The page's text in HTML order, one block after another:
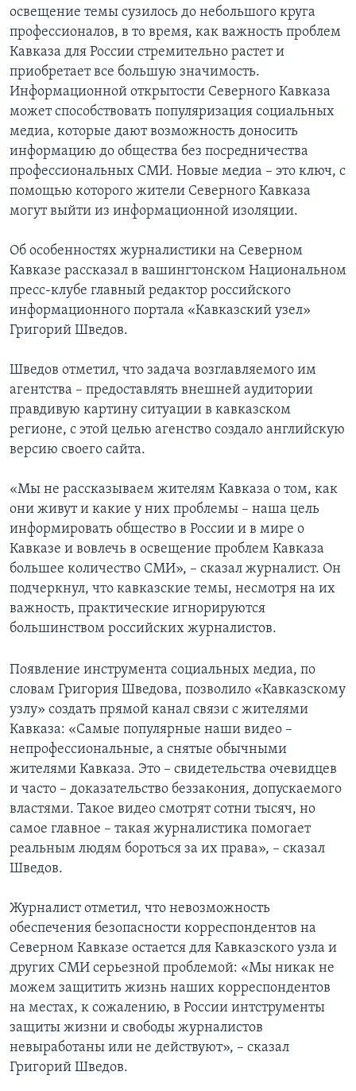
Learning English
СОЦИАЛЬНЫЕ СЕТИ
Языки
освещение темы сузилось до небольшого круга
профессионалов, в то время, как важность проблем
Кавказа для России стремительно растет и
приобретает все большую значимость.
Информационной открытости Северного Кавказа
может способствовать популяризация социальных
медиа, которые дают возможность доносить
информацию до общества без посредничества
профессиональных СМИ. Новые медиа – это ключ, с
помощью которого жители Северного Кавказа
могут выйти из информационной изоляции.
Об особенностях журналистики на Северном
Кавказе рассказал в вашингтонском Национальном
пресс-клубе главный редактор российского
информационного портала «Кавказский узел»
Григорий Шведов.
Шведов отметил, что задача возглавляемого им
агентства – предоставлять внешней аудитории
правдивую картину ситуации в кавказском
регионе, с этой целью агенство создало английскую
версию своего сайта.
«Мы не рассказываем жителям Кавказа о том, как
они живут и какие у них проблемы – наша цель
информировать общество в России и в мире о
Кавказе и вовлечь в освещение проблем Кавказа
большее количество СМИ», – сказал журналист. Он
подчеркнул, что кавказские темы, несмотря на их
важность, практические игнорируются
большинством российских журналистов.
Появление инструмента социальных медиа, по
словам Григория Шведова, позволило «Кавказскому
узлу» создать прямой канал связи с жителями
Кавказа: «Самые популярные наши видео –
непрофессиональные, а снятые обычными
жителями Кавказа. Это – свидетельства очевидцев
и часто – доказательство беззакония, допускаемого
властями. Такое видео смотрят сотни тысяч, но
самое главное – такая журналистика помогает
реальным людям бороться за их права», – сказал
Шведов.
Журналист отметил, что невозможность
обеспечения безопасности корреспондентов на
Северном Кавказе остается для Кавказского узла и
других СМИ серьезной проблемой: «Мы никак не
можем защитить жизнь наших корреспондентов
на местах, к сожалению, в России интструменты
защиты жизни и свободы журналистов
невыработаны или не действуют», – сказал
Григорий Шведов.